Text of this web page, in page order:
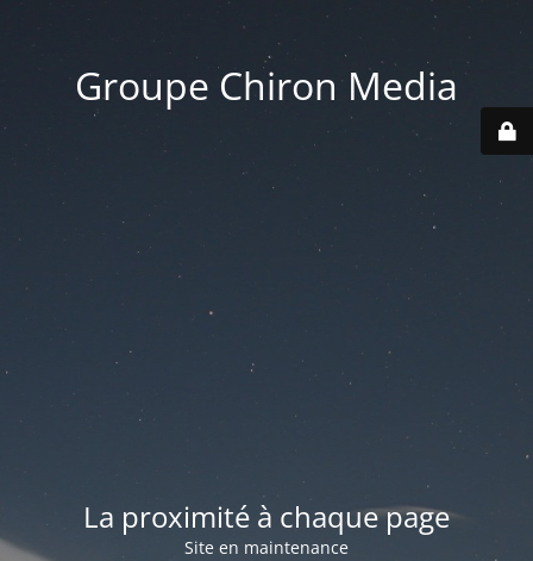
Groupe Chiron Media
La proximité à chaque page
Site en maintenance